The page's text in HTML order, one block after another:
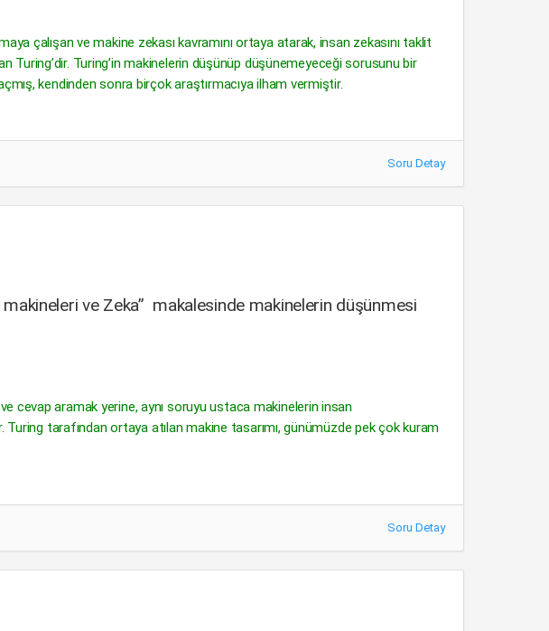
çalışan ve makine zekası kavramını ortaya atarak, insan zekasını taklit
Turing’dir. Turing’in makinelerin düşünüp düşünemeyeceği sorusunu bir
kendinden sonra birçok araştırmacıya ilham vermiştir.
Soru Detay
makineleri ve Zeka” makalesinde makinelerin düşünmesi
cevap aramak yerine, aynı soruyu ustaca makinelerin insan
tarafından ortaya atılan makine tasarımı, günümüzde pek çok kuram
Soru Detay